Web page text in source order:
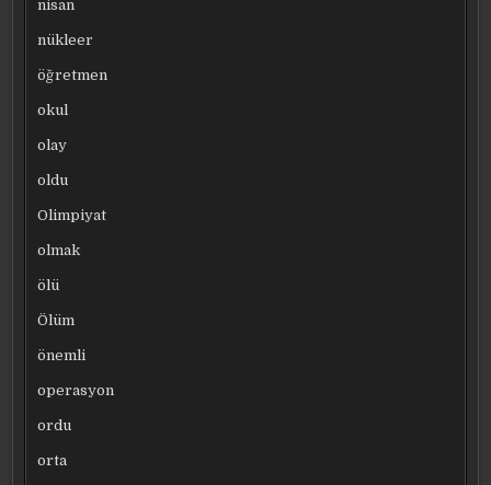
nisan
nükleer
öğretmen
okul
olay
oldu
Olimpiyat
olmak
ölü
Ölüm
önemli
operasyon
ordu
orta